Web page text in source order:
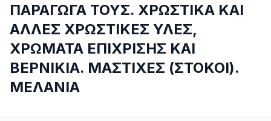
ΠΑΡΑΓΩΓΑ ΤΟΥΣ. ΧΡΩΣΤΙΚΑ ΚΑΙ
ΑΛΛΕΣ ΧΡΩΣΤΙΚΕΣ ΥΛΕΣ,
ΧΡΩΜΑΤΑ ΕΠΙΧΡΙΣΗΣ ΚΑΙ
ΒΕΡΝΙΚΙΑ. ΜΑΣΤΙΧΕΣ (ΣΤΟΚΟΙ).
ΜΕΛΑΝΙΑ